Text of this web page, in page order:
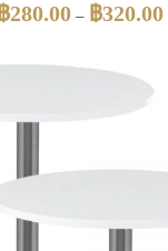
฿280.00 – ฿320.00